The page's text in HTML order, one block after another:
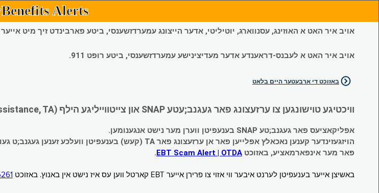
Alerts
אויב איר האט א האוזינג, עסנווארג, יוטיליטי, אדער הייצונג עמערדזשענסי, ביטע פארבינדט זיך מיט
אויב איר האט א לעבנס-דראענדע אדער מעדיצינישע עמערדזשענסי, ביטע רופט 911.
באזוכט די ארבעטער היים בלאט
וויכטיגע טוישונגען צו ערזעצונג פאר געגנב;עטע SNAP און צייטווייליגע הילף (Temporary Assistance, TA) בענעפיטן:
אפליקאציעס פאר געגנב;טע SNAP בענעפיטן ווערן מער נישט אנגענומען.
הויזגעזינדער קענען נאכאלץ אפּלייען פאר אן ערזעצונג פאר TA (קעש) בענעפיטן וועלכע זענען געגנב;ט געווארן.
פאר מער אינפארמאציע, באזוכטEBT Scam Alert | OTDA
.
באשיצן אייער בענעפיטן לערנט איבער ווי אזוי צו פרירן אייער EBT קארטל ווען עס איז נישט אין באנוץ. באזוכט